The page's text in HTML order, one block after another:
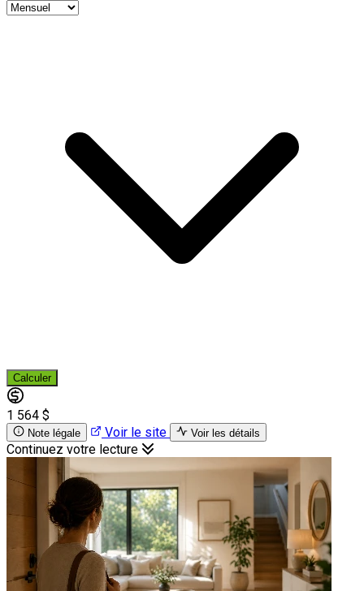
Calculer
1 564 $
Note légale Voir le site Voir les détails
Continuez votre lecture